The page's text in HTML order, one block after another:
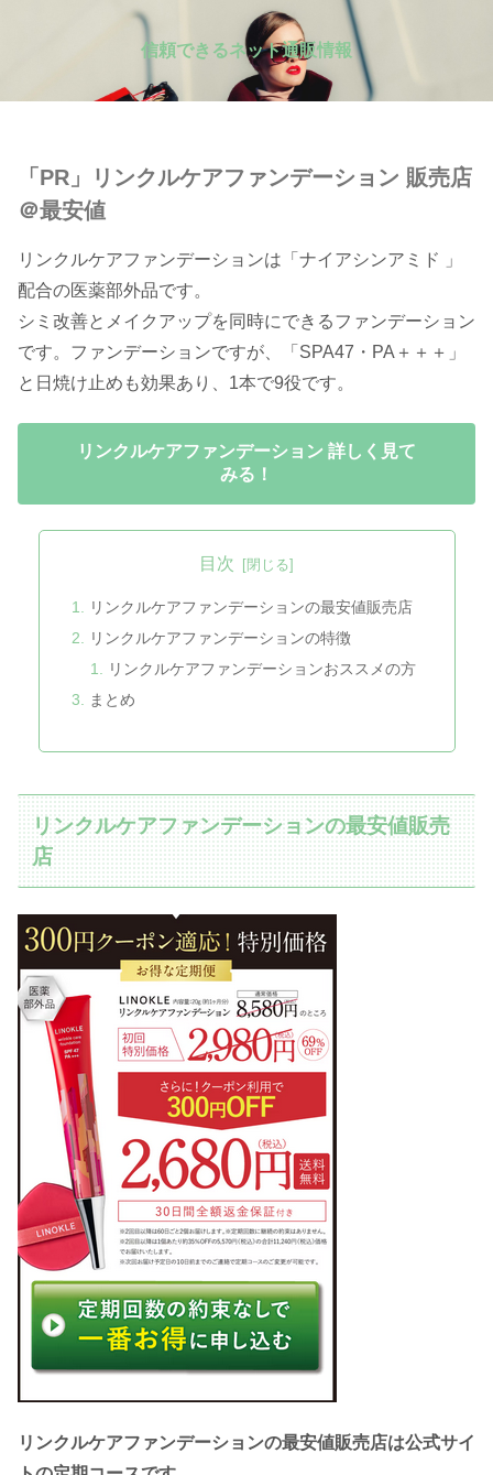
信頼できるネット通販情報
「PR」リンクルケアファンデーション 販売店
＠最安値
リンクルケアファンデーションは「ナイアシンアミド 」
配合の医薬部外品です。
シミ改善とメイクアップを同時にできるファンデーション
です。ファンデーションですが、「SPA47・PA＋＋＋」
と日焼け止めも効果あり、1本で9役です。
リンクルケアファンデーション 詳しく見て
みる！
目次
リンクルケアファンデーションの最安値販売店
リンクルケアファンデーションの特徴
リンクルケアファンデーションおススメの方
まとめ
リンクルケアファンデーションの最安値販売
店
リンクルケアファンデーションの最安値販売店は公式サイ